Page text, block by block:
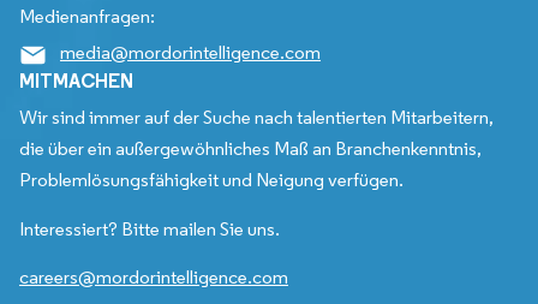
Medienanfragen:
media@mordorintelligence.com
MITMACHEN
Wir sind immer auf der Suche nach talentierten Mitarbeitern,
die über ein außergewöhnliches Maß an Branchenkenntnis,
Problemlösungsfähigkeit und Neigung verfügen.
Interessiert? Bitte mailen Sie uns.
careers@mordorintelligence.com